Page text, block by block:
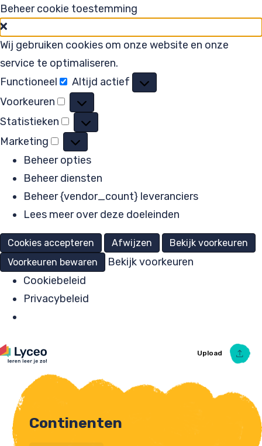
Beheer cookie toestemming
Wij gebruiken cookies om onze website en onze
service te optimaliseren.
Functioneel
Functioneel
Altijd actief
Voorkeuren
Voorkeuren
Statistieken
Statistieken
Marketing
Marketing
Beheer opties
Beheer diensten
Beheer {vendor_count} leveranciers
Lees meer over deze doeleinden
Cookies accepteren Afwijzen
Bekijk voorkeuren
Voorkeuren bewaren
Bekijk voorkeuren
Cookiebeleid
Privacybeleid
Upload
Upload Ezelsbruggetje
Continenten